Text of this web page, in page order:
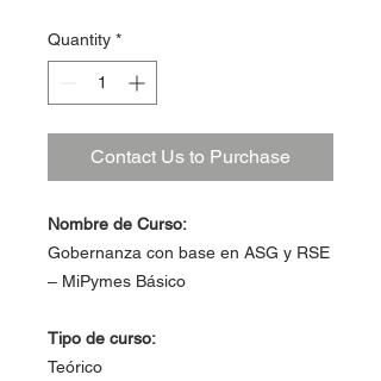
Quantity *
Contact Us to Purchase
Nombre de Curso:
Gobernanza con base en ASG y RSE
– MiPymes Básico
Tipo de curso:
Teórico